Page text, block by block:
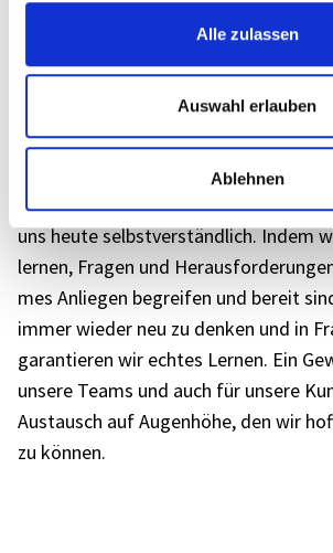
Alle zulassen
Auswahl erlauben
Ablehnen
fungs­work­shop zu „Scrum &
Berater*innen. Hätte so mancher vor
viel­leicht noch Skru­pel gehabt,
offen mit ande­ren Unter­neh­men zu
chen Bera­tungs­pro­fi­len am Markt
uns heute selbst­ver­ständ­lich. Indem
lernen, Fragen und
mes Anlie­gen begrei­fen und bereit
immer wieder neu zu denken und in
garan­tie­ren wir echtes Lernen. Ein
unsere Teams und auch für unsere
Austausch auf Augen­höhe, den wir
zu können.